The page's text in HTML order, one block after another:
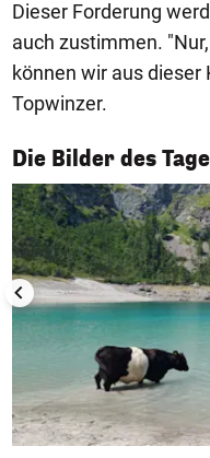
Dieser Forderung
auch zustimmen.
können wir aus dieser
Topwinzer.
Die Bilder des
1/50